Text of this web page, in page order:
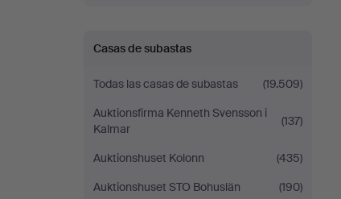
Casas de subastas
Todas las casas de subastas
(19.509)
Auktionsfirma Kenneth Svensson i
Kalmar
(137)
Auktionshuset Kolonn
(435)
Auktionshuset STO Bohuslän
(190)